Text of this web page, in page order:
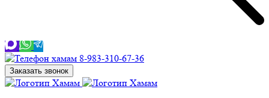
8-983-310-67-36
Заказать звонок